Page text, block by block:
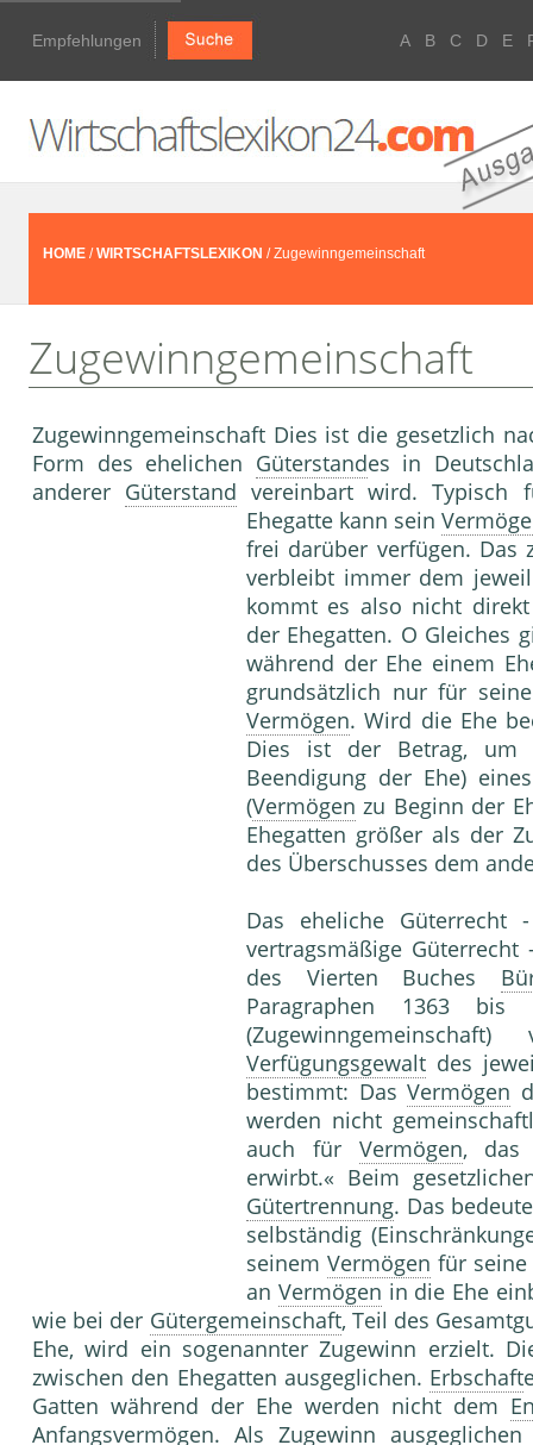
Empfehlungen A B C D E
HOME /WIRTSCHAFTSLEXIKON / Zugewinngemeinschaft
Zugewinngemeinschaft
Zugewinngemeinschaft Dies ist die gesetzlich
Form des ehelichen Güterstandes in
anderer Güterstand vereinbart wird. Typisch
Ehegatte kann sein
frei darüber verfügen. Das
verbleibt immer dem
kommt es also nicht
der Ehegatten. O Gleiches
während der Ehe einem
grundsätzlich nur für
Vermögen. Wird die Ehe
Dies ist der Betrag,
Beendigung der Ehe)
(Vermögen zu Beginn der
Ehegatten größer als der
des Überschusses dem
Das eheliche Güterrecht
vertragsmäßige
des Vierten Buches
Paragraphen 1363
Verfügungsgewalt des
bestimmt: DasVermögen
werden nicht
auch für Vermögen, das
erwirbt.« Beim
Gütertrennung. Das
selbständig
seinemVermögen für
an Vermögen in die Ehe
wie bei der Gütergemeinschaft, Teil des
Ehe, wird ein sogenannter Zugewinn erzielt.
zwischen den Ehegatten ausgeglichen. Erbschaft
Gatten während der Ehe werden nicht dem
Anfangsvermögen. Als Zugewinn